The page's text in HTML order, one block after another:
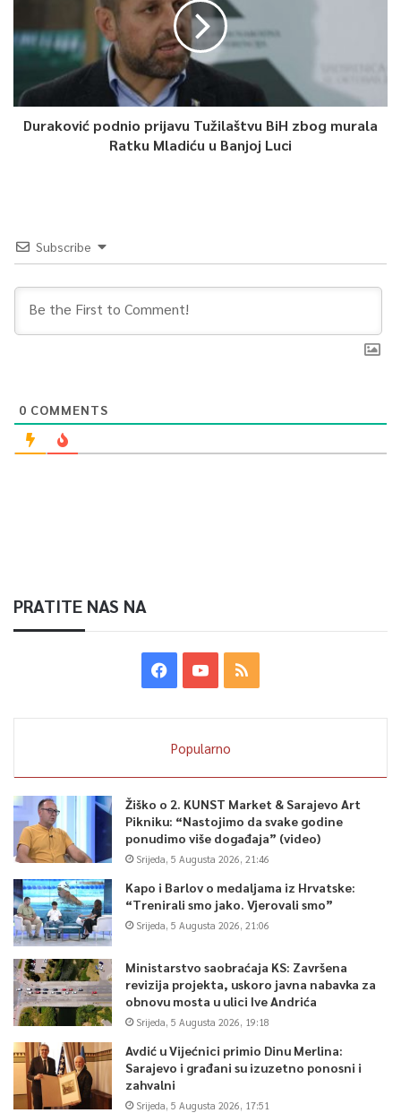
Duraković podnio prijavu Tužilaštvu BiH zbog murala
Ratku Mladiću u Banjoj Luci
Subscribe
0 COMMENTS
PRATITE NAS NA
Popularno
Žiško o 2. KUNST Market & Sarajevo Art
Pikniku: “Nastojimo da svake godine
ponudimo više događaja” (video)
Srijeda, 5 Augusta 2026, 21:46
Kapo i Barlov o medaljama iz Hrvatske:
“Trenirali smo jako. Vjerovali smo”
Srijeda, 5 Augusta 2026, 21:06
Ministarstvo saobraćaja KS: Završena
revizija projekta, uskoro javna nabavka za
obnovu mosta u ulici Ive Andrića
Srijeda, 5 Augusta 2026, 19:18
Avdić u Vijećnici primio Dinu Merlina:
Sarajevo i građani su izuzetno ponosni i
zahvalni
Srijeda, 5 Augusta 2026, 17:51